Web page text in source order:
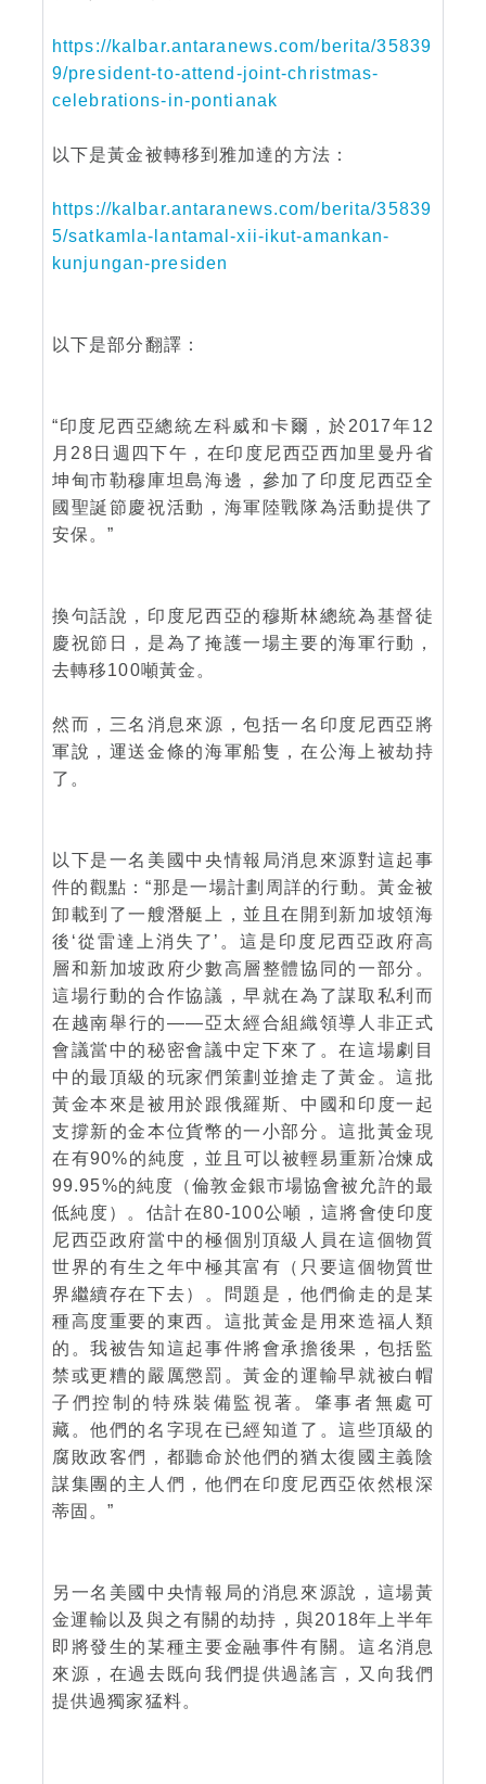
https://kalbar.antaranews.com/berita/35839
9/president-to-attend-joint-christmas-
celebrations-in-pontianak
以下是黃金被轉移到雅加達的方法：
https://kalbar.antaranews.com/berita/35839
5/satkamla-lantamal-xii-ikut-amankan-
kunjungan-presiden
以下是部分翻譯：
“印度尼西亞總統左科威和卡爾，於2017年12
月28日週四下午，在印度尼西亞西加里曼丹省
坤甸市勒穆庫坦島海邊，參加了印度尼西亞全
國聖誕節慶祝活動，海軍陸戰隊為活動提供了
安保。”
換句話說，印度尼西亞的穆斯林總統為基督徒
慶祝節日，是為了掩護一場主要的海軍行動，
去轉移100噸黃金。
然而，三名消息來源，包括一名印度尼西亞將
軍說，運送金條的海軍船隻，在公海上被劫持
了。
以下是一名美國中央情報局消息來源對這起事
件的觀點：“那是一場計劃周詳的行動。黃金被
卸載到了一艘潛艇上，並且在開到新加坡領海
後‘從雷達上消失了’。這是印度尼西亞政府高
層和新加坡政府少數高層整體協同的一部分。
這場行動的合作協議，早就在為了謀取私利而
在越南舉行的——亞太經合組織領導人非正式
會議當中的秘密會議中定下來了。在這場劇目
中的最頂級的玩家們策劃並搶走了黃金。這批
黃金本來是被用於跟俄羅斯、中國和印度一起
支撐新的金本位貨幣的一小部分。這批黃金現
在有90%的純度，並且可以被輕易重新冶煉成
99.95%的純度（倫敦金銀市場協會被允許的最
低純度）。估計在80-100公噸，這將會使印度
尼西亞政府當中的極個別頂級人員在這個物質
世界的有生之年中極其富有（只要這個物質世
界繼續存在下去）。問題是，他們偷走的是某
種高度重要的東西。這批黃金是用來造福人類
的。我被告知這起事件將會承擔後果，包括監
禁或更糟的嚴厲懲罰。黃金的運輸早就被白帽
子們控制的特殊裝備監視著。肇事者無處可
藏。他們的名字現在已經知道了。這些頂級的
腐敗政客們，都聽命於他們的猶太復國主義陰
謀集團的主人們，他們在印度尼西亞依然根深
蒂固。”
另一名美國中央情報局的消息來源說，這場黃
金運輸以及與之有關的劫持，與2018年上半年
即將發生的某種主要金融事件有關。這名消息
來源，在過去既向我們提供過謠言，又向我們
提供過獨家猛料。